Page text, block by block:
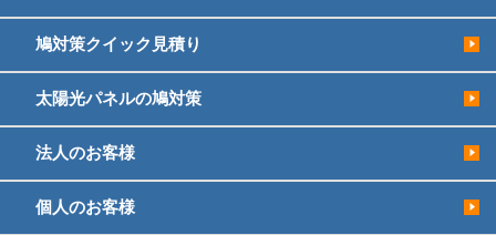
鳩対策クイック見積り
太陽光パネルの鳩対策
法人のお客様
個人のお客様